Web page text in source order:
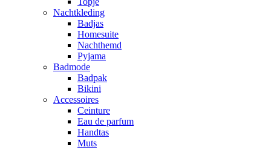
Nachtkleding
Badjas
Homesuite
Nachthemd
Pyjama
Badmode
Badpak
Bikini
Accessoires
Ceinture
Eau de parfum
Handtas
Muts